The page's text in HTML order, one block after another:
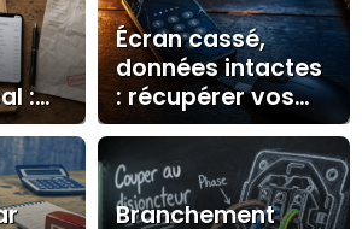
:
Écran cassé,
données intactes
: récupérer vos
fichiers avec OTG,
cloud ou
réparateur
Branchement